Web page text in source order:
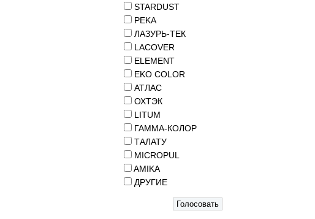
STARDUST
PEKA
ЛАЗУРЬ-ТЕК
LACOVER
ELEMENT
EKO COLOR
АТЛАС
ОХТЭК
LITUM
ГАММА-КОЛОР
ТАЛАТУ
MICROPUL
AMIKA
ДРУГИЕ